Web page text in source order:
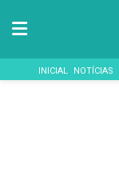
INICIAL NOTÍCIAS